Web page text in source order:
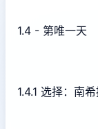
1.4 - 第唯一天
1.4.1 选择：南